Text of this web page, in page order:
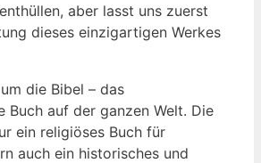
aber lasst uns⁣ zuerst
dieses einzigartigen Werkes
die⁢ Bibel – ‍das
Buch auf der ganzen Welt.⁤ Die
ein religiöses Buch für
auch ⁤ein ⁢historisches und